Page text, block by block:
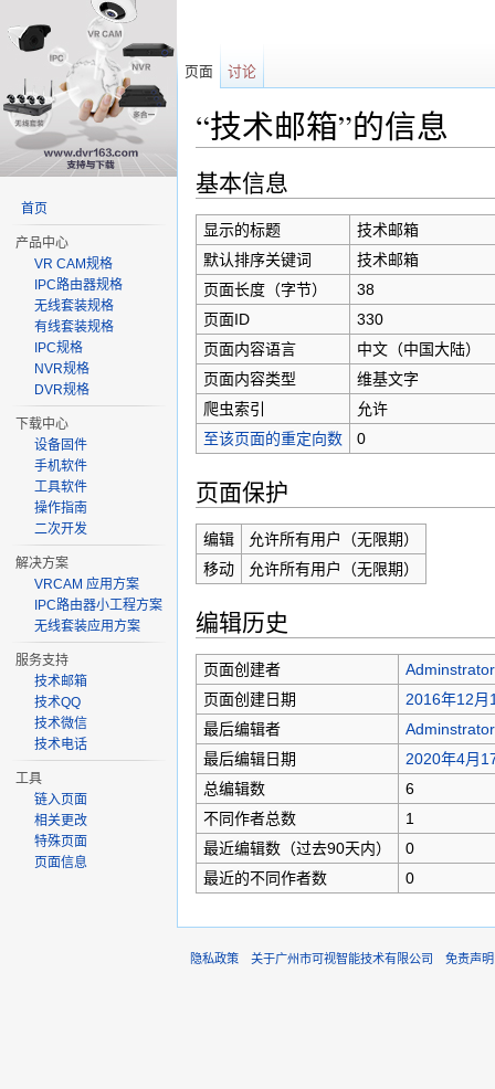
“技术邮箱”的信息
基本信息
显示的标题
技术邮箱
默认排序关键词
技术邮箱
页面长度（字节）
38
页面ID
330
页面内容语言
中文（中国大陆）‎
页面内容类型
维基文字
爬虫索引
允许
至该页面的重定向数
0
页面保护
编辑
允许所有用户（无限期）
移动
允许所有用户（无限期）
编辑历史
页面创建者 Adminstrator
页面创建日期
2016年12月
最后编辑者
Adminstrator
最后编辑日期
2020年4月
总编辑数
6
不同作者总数
1
最近编辑数（过去90天内）
0
最近的不同作者数
0
页面 讨论
首页
产品中心
VR CAM规格
IPC路由器规格
无线套装规格
有线套装规格
IPC规格
NVR规格
DVR规格
下载中心
设备固件
手机软件
工具软件
操作指南
二次开发
解决方案
VRCAM 应用方案
IPC路由器小工程方案
无线套装应用方案
服务支持
技术邮箱
技术QQ
技术微信
技术电话
工具
链入页面
相关更改
特殊页面
页面信息
隐私政策 关于广州市可视智能技术有限公司 免责声明